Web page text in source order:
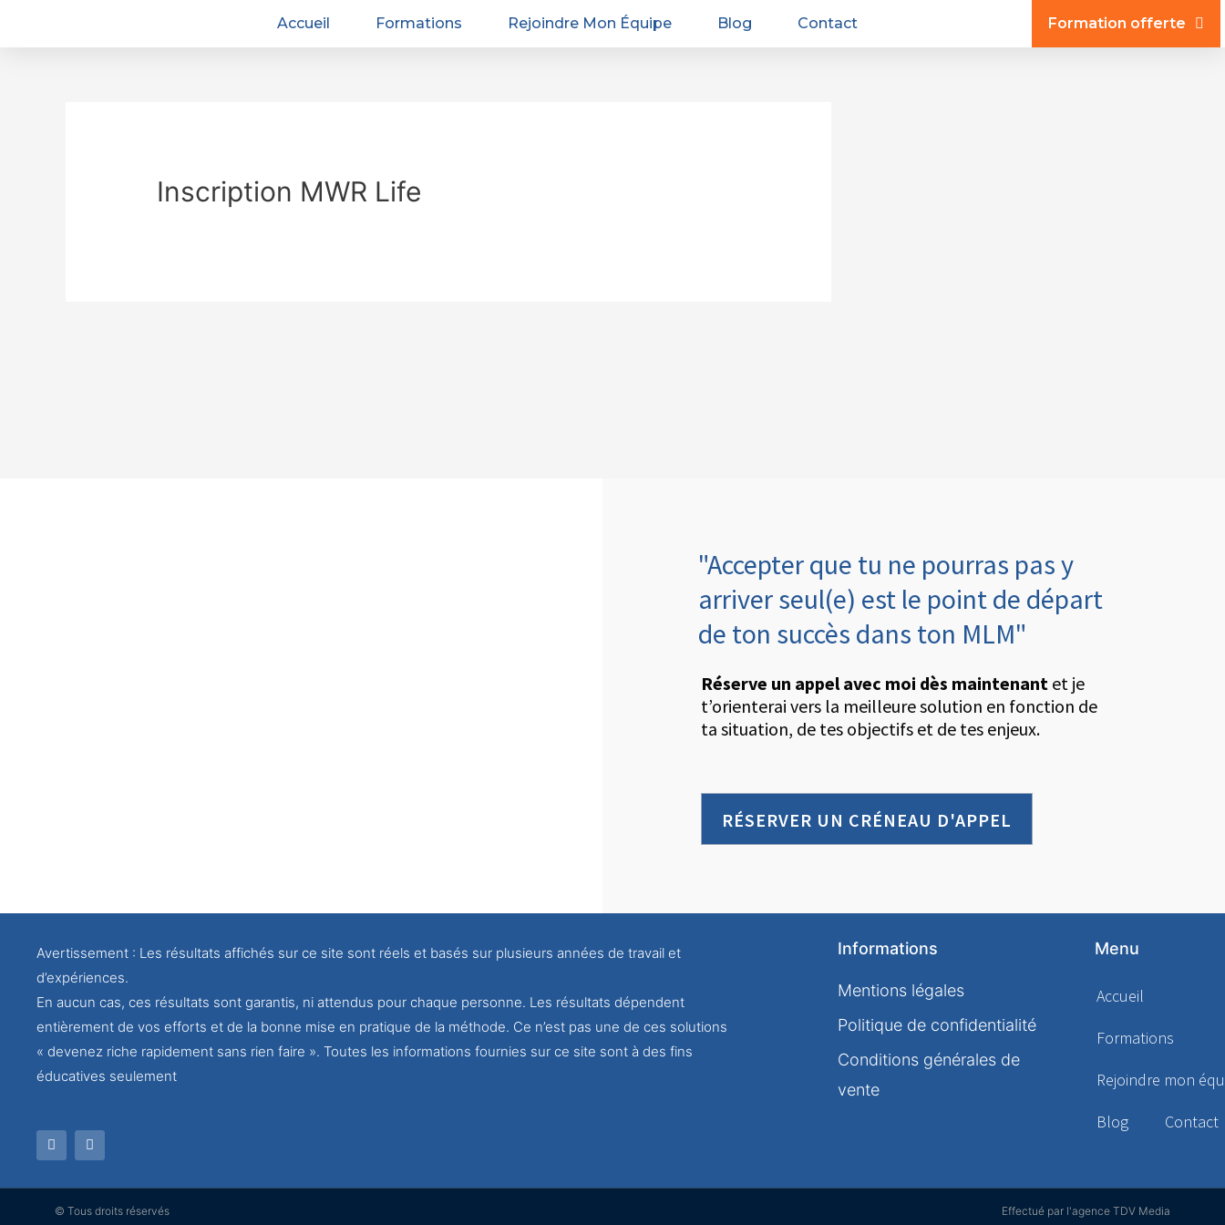
Accueil Formations Rejoindre Mon Équipe Blog Contact Formation offerte
Inscription MWR Life
"Accepter que tu ne pourras pas y
arriver seul(e) est le point de départ
de ton succès dans ton MLM"
Réserve un appel avec moi dès maintenantet je
t’orienterai vers la meilleure solution en fonction de
ta situation, de tes objectifs et de tes enjeux.
RÉSERVER UN CRÉNEAU D'APPEL
Avertissement : Les résultats affichés sur ce site sont réels et basés sur plusieurs années de travail et
d’expériences.
En aucun cas, ces résultats sont garantis, ni attendus pour chaque personne. Les résultats dépendent
entièrement de vos efforts et de la bonne mise en pratique de la méthode. Ce n’est pas une de ces solutions
« devenez riche rapidement sans rien faire ». Toutes les informations fournies sur ce site sont à des fins
éducatives seulement
Informations
Mentions légales
Politique de confidentialité
Conditions générales de
vente
Menu
Accueil
Formations
Rejoindre mon
Blog
Contact
© Tous droits réservés Effectué par l'agence TDV Media